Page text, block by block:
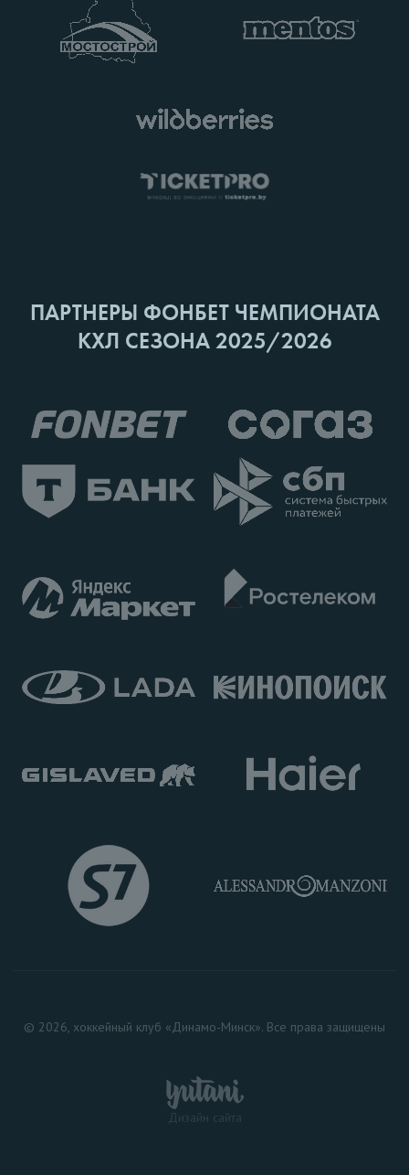
ПАРТНЕРЫ ФОНБЕТ ЧЕМПИОНАТА
КХЛ СЕЗОНА 2025/2026
© 2026, хоккейный клуб «Динамо-Минск». Все права защищены
Дизайн сайта